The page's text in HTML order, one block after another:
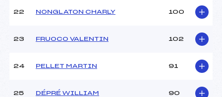
22 NONGLATON CHARLY 100
23 FRUOCO VALENTIN 102
24 PELLET MARTIN 91
25 DÉPRÉ WILLIAM 90